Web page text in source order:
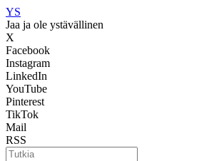
YS
Jaa ja ole ystävällinen
X
Facebook
Instagram
LinkedIn
YouTube
Pinterest
TikTok
Mail
RSS